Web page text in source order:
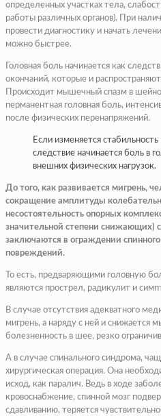
определенных участках тела,
работы различных органов). При
провести диагностику и начать
можно быстрее.
Головная боль начинается как
окончаний, которые и
Происходит мышечный спазм в
перманентная головная боль,
после физических перенапряжений.
Если изменяется
следствие начинается боль в
внешних физических нагрузок.
До того, как развивается мигрень,
сокращение амплитуды
несостоятельность опорных
значительной степени снижающих)
заключаются в ограждении спинного
повреждений.
То есть, предваряющими головную
являются прострел, радикулит и
В случае отсутствия адекватного
мигрень, а наряду с ней и снижается
болезненность в шее, резко
А в случае спинального синдрома,
хирургическая операция. Она
исход, как паралич. Ведь в ходе
кровоснабжение, спинной мозг
сдавливанию, теряется